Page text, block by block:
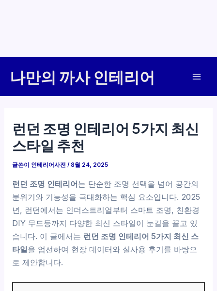
나만의 까사 인테리어
런던 조명 인테리어 5가지 최신
스타일 추천
글쓴이 인테리어사전/ 8월 24, 2025
런던 조명 인테리어는 단순한 조명 선택을 넘어 공간의
분위기와 기능성을 극대화하는 핵심 요소입니다. 2025
년, 런던에서는 인더스트리얼부터 스마트 조명, 친환경
DIY 무드등까지 다양한 최신 스타일이 눈길을 끌고 있
습니다. 이 글에서는 런던 조명 인테리어 5가지 최신 스
타일을 엄선하여 현장 데이터와 실사용 후기를 바탕으
로 제안합니다.